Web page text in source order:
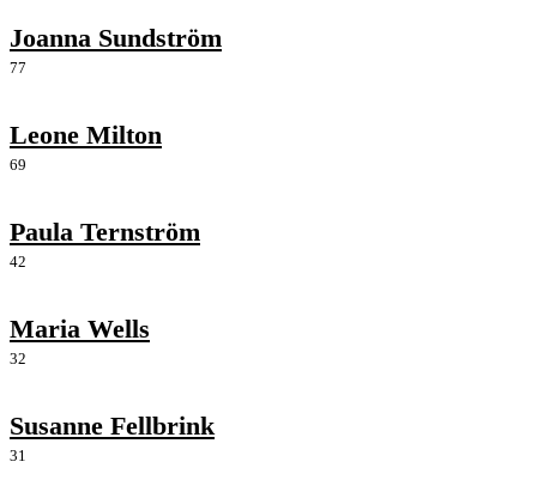
Joanna Sundström
77
Leone Milton
69
Paula Ternström
42
Maria Wells
32
Susanne Fellbrink
31